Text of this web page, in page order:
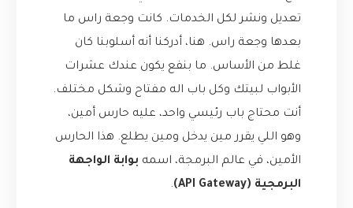
تعديل ونشر لكل الخدمات. كانت وجعة راس ما
بعدها وجعة راس. هنا، أدركنا أنه أسلوبنا كان
غلط من الأساس. ما بنفع يكون عندك عشرات
الأبواب لبيتك وكل باب اله مفتاح وشكل مختلف.
أنت محتاج باب رئيسي واحد، عليه حارس أمين،
وهو اللي يقرر مين يدخل ومين يطلع. هذا الحارس
الأمين، في عالم البرمجة، اسمه بوابة الواجهة
البرمجية (API Gateway)
.